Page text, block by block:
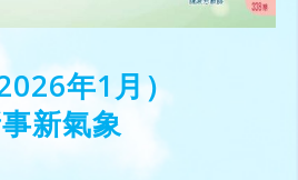
年1月）
新氣象